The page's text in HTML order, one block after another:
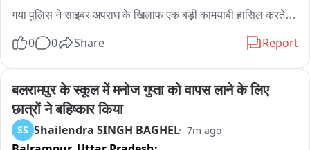
गया पुलिस ने साइबर अपराध के खिलाफ एक बड़ी कामयाबी हासिल करते हुए
सूचना के आधार पर छापेमारी कर बंगाल के नौ साइबर अपराधियों को
के कोलकाता के विभिन्न थाना क्षेत्रों के रहने वाले हैं और एक संगठित गिरोह
के रूप में विदेशी नागरिकों को ठगी का शिकार बना रहे थे।
प्रारंभिक जांच में यह खुलासा हुआ है कि यह गिरोह मुख्य रूप से अमेरिका में
रहने वाले लोगों को अपना निशाना बनाता था। आरोपी खुद को फ्लिपकार्ट
(Flipkart) और अमेज़ॅन (Amazon) जैसी प्रसिद्ध ई-कॉमर्स कंपनियों के
0 0 Share Report
बलरामपुर के स्कूल में मनोज गुप्ता को वापस लाने के लिए
छात्रों ने बहिष्कार किया
SS Shailendra SINGH BAGHEL 7m ago